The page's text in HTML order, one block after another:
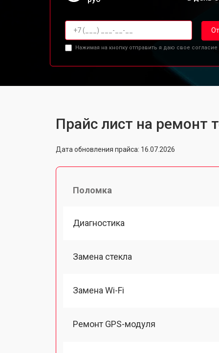
Нажимая на кнопку отправить я даю свое согласие
Прайс лист на ремонт
Дата обновления прайса: 16.07.2026
Поломка
Диагностика
Замена стекла
Замена Wi-Fi
Ремонт GPS-модуля